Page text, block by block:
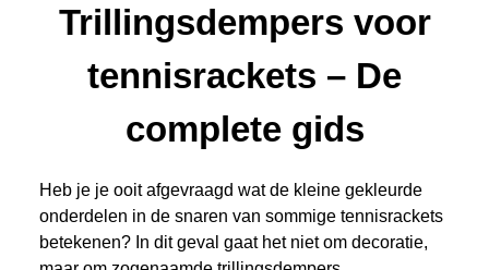
Trillingsdempers voor
tennisrackets – De
complete gids
Heb je je ooit afgevraagd wat de kleine gekleurde
onderdelen in de snaren van sommige tennisrackets
betekenen? In dit geval gaat het niet om decoratie,